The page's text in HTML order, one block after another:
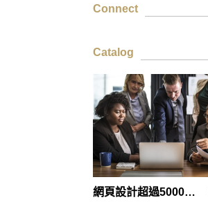
Connect
Catalog
網頁設計超過5000家企業的一致首選